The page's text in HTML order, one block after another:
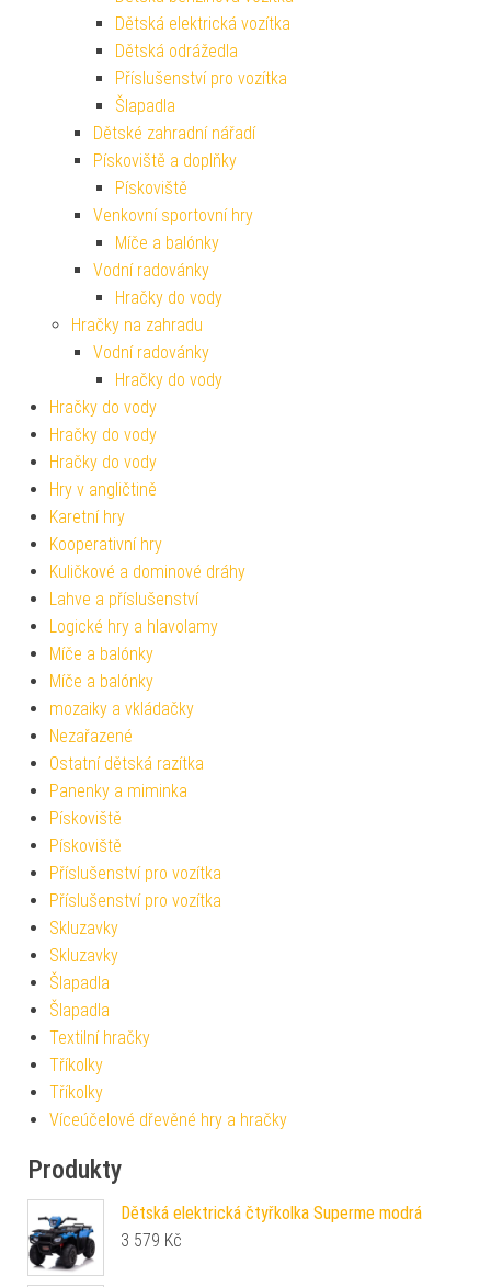
Dětská elektrická vozítka
Dětská odrážedla
Příslušenství pro vozítka
Šlapadla
Dětské zahradní nářadí
Pískoviště a doplňky
Pískoviště
Venkovní sportovní hry
Míče a balónky
Vodní radovánky
Hračky do vody
Hračky na zahradu
Vodní radovánky
Hračky do vody
Hračky do vody
Hračky do vody
Hračky do vody
Hry v angličtině
Karetní hry
Kooperativní hry
Kuličkové a dominové dráhy
Lahve a příslušenství
Logické hry a hlavolamy
Míče a balónky
Míče a balónky
mozaiky a vkládačky
Nezařazené
Ostatní dětská razítka
Panenky a miminka
Pískoviště
Pískoviště
Příslušenství pro vozítka
Příslušenství pro vozítka
Skluzavky
Skluzavky
Šlapadla
Šlapadla
Textilní hračky
Tříkolky
Tříkolky
Víceúčelové dřevěné hry a hračky
Produkty
Dětská elektrická čtyřkolka Superme modrá
3 579 Kč